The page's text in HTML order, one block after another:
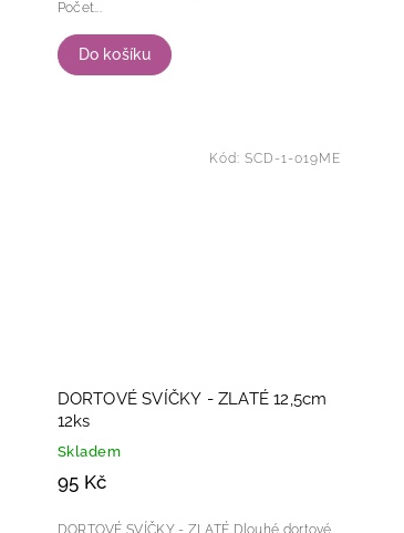
Do košíku
Počet...
DORTOVÉ SVÍČKY - ZLATÉ 12,5cm
12ks
Skladem
95 Kč
Kód: SCD-1-019ME